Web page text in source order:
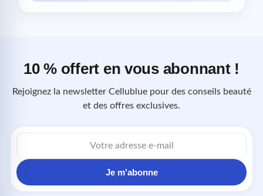
10 % offert en vous abonnant !
Rejoignez la newsletter Cellublue pour des conseils beauté
et des offres exclusives.
Adresse
e-
Je m'abonne